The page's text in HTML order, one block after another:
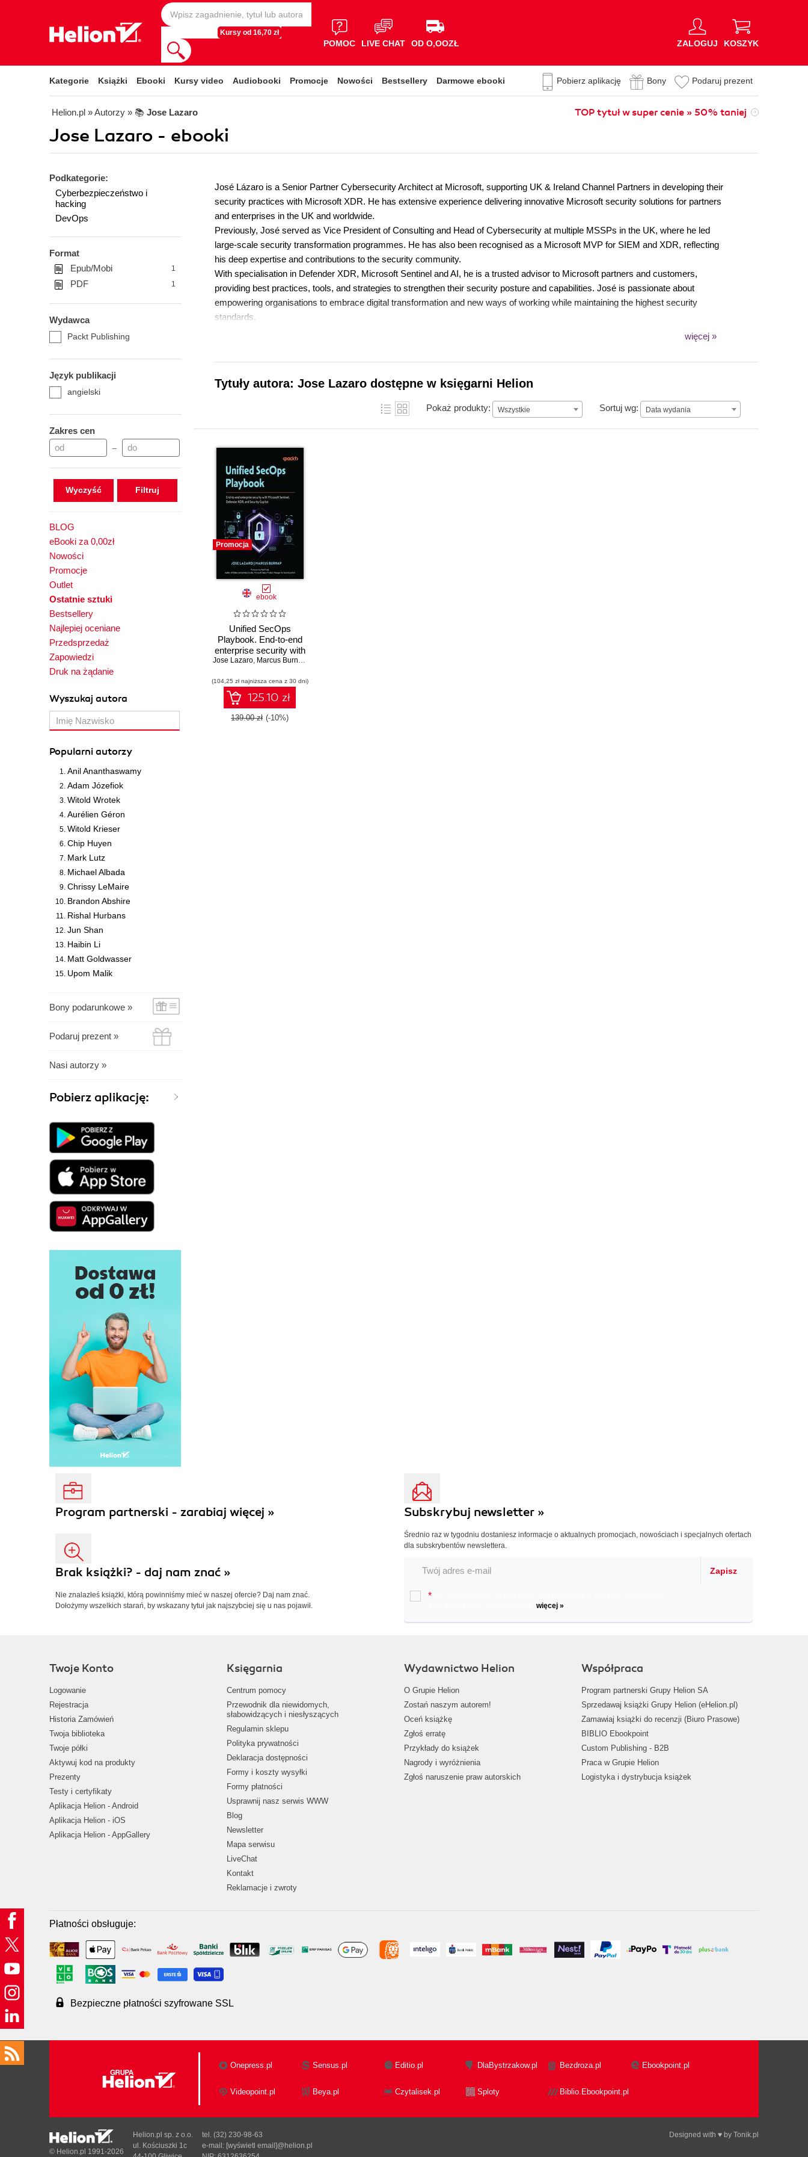
Kursy od 16,70 zł
POMOC LIVE CHAT OD O,OOZŁ ZALOGUJ KOSZYK
Kategorie Książki Ebooki Kursy video Audiobooki Promocje Nowości Bestsellery Darmowe ebooki Pobierz aplikację Bony Podaruj prezent
Helion.pl » Autorzy » 📚 Jose Lazaro TOP tytuł w super cenie » 50% taniej
Jose Lazaro - ebooki
Podkategorie:
Cyberbezpieczeństwo i
hacking
DevOps
Format
Epub/Mobi
1
PDF 1
Wydawca
Packt Publishing
Język publikacji
angielski
Zakres cen
–
Wyczyść
BLOG
eBooki za 0,00zł
Nowości
Promocje
Outlet
Ostatnie sztuki
Bestsellery
Najlepiej oceniane
Przedsprzedaż
Zapowiedzi
Druk na żądanie
Wyszukaj autora
Popularni autorzy
Anil Ananthaswamy
Adam Józefiok
Witold Wrotek
Aurélien Géron
Witold Krieser
Chip Huyen
Mark Lutz
Michael Albada
Chrissy LeMaire
Brandon Abshire
Rishal Hurbans
Jun Shan
Haibin Li
Matt Goldwasser
Upom Malik
Bony podarunkowe »
Podaruj prezent »
Nasi autorzy »
Pobierz aplikację:
José Lázaro is a Senior Partner Cybersecurity Architect at Microsoft, supporting UK & Ireland Channel Partners in developing their
security practices with Microsoft XDR. He has extensive experience delivering innovative Microsoft security solutions for partners
and enterprises in the UK and worldwide.
Previously, José served as Vice President of Consulting and Head of Cybersecurity at multiple MSSPs in the UK, where he led
large-scale security transformation programmes. He has also been recognised as a Microsoft MVP for SIEM and XDR, reflecting
his deep expertise and contributions to the security community.
With specialisation in Defender XDR, Microsoft Sentinel and AI, he is a trusted advisor to Microsoft partners and customers,
providing best practices, tools, and strategies to strengthen their security posture and capabilities. José is passionate about
empowering organisations to embrace digital transformation and new ways of working while maintaining the highest security
standards.
więcej »
Tytuły autora: Jose Lazaro dostępne w księgarni Helion
Pokaż produkty: Wszystkie Sortuj wg: Data wydania
Data wydania
Promocja
ebook
Unified SecOps
Playbook. End-to-end
enterprise security with
Microsoft Sentinel,
Security Copilot
Jose Lazaro, Marcus Burnap
(104,25 zł najniższa cena z 30 dni)
125.10 zł
139.00 zł (-10%)
Program partnerski - zarabiaj więcej »
Brak książki? - daj nam znać »
Nie znalazłeś książki, którą powinniśmy mieć w naszej ofercie? Daj nam znać.
Dołożymy wszelkich starań, by wskazany tytuł jak najszybciej się u nas pojawił.
Subskrybuj newsletter »
Średnio raz w tygodniu dostaniesz informacje o aktualnych promocjach, nowościach i specjalnych ofertach
dla subskrybentów newslettera.
Zapisz
*
więcej »
Twoje Konto
Logowanie
Rejestracja
Historia Zamówień
Twoja biblioteka
Twoje półki
Aktywuj kod na produkty
Prezenty
Testy i certyfikaty
Aplikacja Helion - Android
Aplikacja Helion - iOS
Aplikacja Helion - AppGallery
Księgarnia
Centrum pomocy
Przewodnik dla niewidomych,
słabowidzących i niesłyszących
Regulamin sklepu
Polityka prywatności
Deklaracja dostępności
Formy i koszty wysyłki
Formy płatności
Usprawnij nasz serwis WWW
Blog
Newsletter
Mapa serwisu
LiveChat
Kontakt
Reklamacje i zwroty
Wydawnictwo Helion
O Grupie Helion
Zostań naszym autorem!
Oceń książkę
Zgłoś erratę
Przykłady do książek
Nagrody i wyróżnienia
Zgłoś naruszenie praw autorskich
Współpraca
Program partnerski Grupy Helion SA
Sprzedawaj książki Grupy Helion (eHelion.pl)
Zamawiaj książki do recenzji (Biuro Prasowe)
BIBLIO Ebookpoint
Custom Publishing - B2B
Praca w Grupie Helion
Logistyka i dystrybucja książek
Płatności obsługuje:
Bezpieczne płatności szyfrowane SSL
Onepress.pl Sensus.pl Editio.pl DlaBystrzakow.pl Bezdroza.pl Ebookpoint.pl
Videopoint.pl Beya.pl Czytalisek.pl Sploty Biblio.Ebookpoint.pl
Designed with ♥ by Tonik.pl
© Helion.pl 1991-2026
Helion.pl sp. z o.o.
ul. Kościuszki 1c
tel. (32) 230-98-63
e-mail: [wyświetl email]@helion.pl